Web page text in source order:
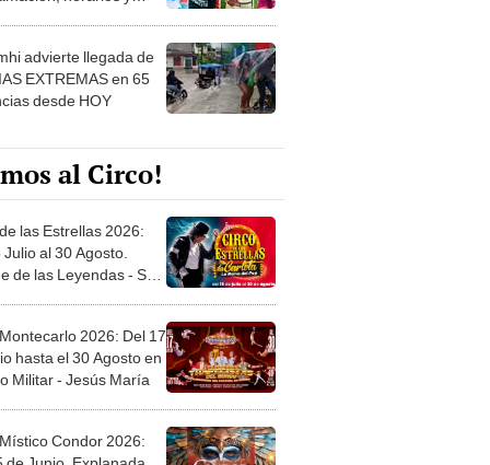
advierte llegada de
EXTREMAS en 65
desde HOY
al Circo!
las Estrellas 2026:
Julio al 30 Agosto.
de las Leyendas - San
2026: Del 17
hasta el 30 Agosto en
Militar - Jesús María
Condor 2026:
de Junio. Explanada
21